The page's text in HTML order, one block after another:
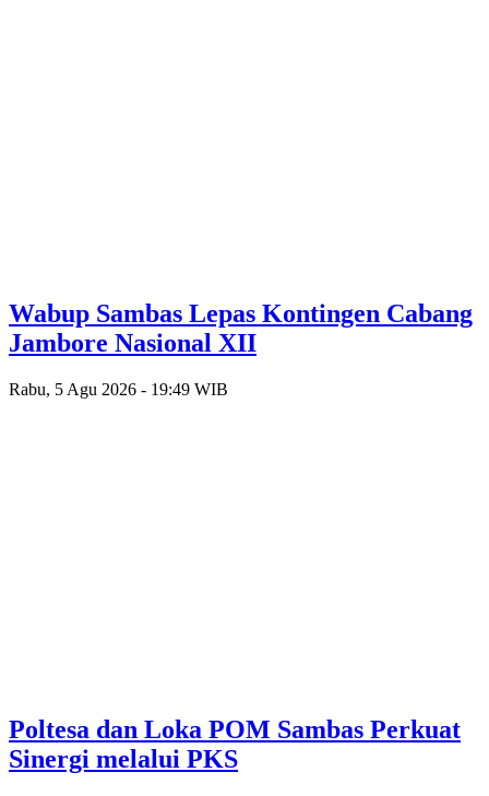
Wabup Sambas Lepas Kontingen Cabang
Jambore Nasional XII
Rabu, 5 Agu 2026 - 19:49 WIB
Poltesa dan Loka POM Sambas Perkuat
Sinergi melalui PKS